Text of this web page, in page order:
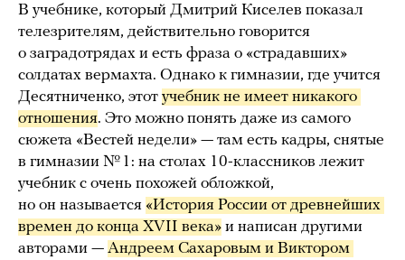
В учебнике, который Дмитрий Киселев показал
телезрителям, действительно говорится
о заградотрядах и есть фраза о «страдавших»
солдатах вермахта. Однако к гимназии, где учится
Десятниченко, этот учебник не имеет никакого
отношения. Это можно понять даже из самого
сюжета «Вестей недели» — там есть кадры, снятые
в гимназии № 1: на столах 10-классников лежит
учебник с очень похожей обложкой,
но он называется «История России от древнейших
времен до конца XVII века» и написан другими
авторами — Андреем Сахаровым и Виктором